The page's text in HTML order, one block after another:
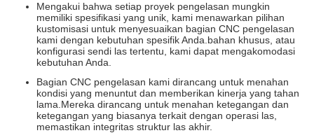
Mengakui bahwa setiap proyek pengelasan mungkin
memiliki spesifikasi yang unik, kami menawarkan pilihan
kustomisasi untuk menyesuaikan bagian CNC pengelasan
kami dengan kebutuhan spesifik Anda.bahan khusus, atau
konfigurasi sendi las tertentu, kami dapat mengakomodasi
kebutuhan Anda.
Bagian CNC pengelasan kami dirancang untuk menahan
kondisi yang menuntut dan memberikan kinerja yang tahan
lama.Mereka dirancang untuk menahan ketegangan dan
ketegangan yang biasanya terkait dengan operasi las,
memastikan integritas struktur las akhir.